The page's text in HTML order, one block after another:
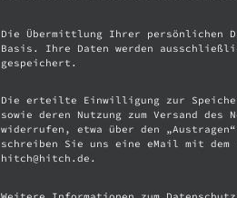
Die Übermittlung Ihrer
Basis. Ihre Daten werden
gespeichert.
Die erteilte Einwilligung zur
sowie deren Nutzung zum Versand
widerrufen, etwa über den
schreiben Sie uns eine eMail mit dem
hitch@hitch.de.